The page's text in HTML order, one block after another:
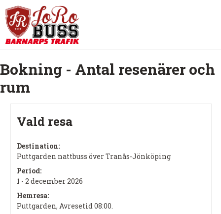
Bokning - Antal resenärer och
rum
Vald resa
Destination:
Puttgarden nattbuss över Tranås-Jönköping
Period:
1 - 2 december 2026
Hemresa:
Puttgarden, Avresetid 08:00.